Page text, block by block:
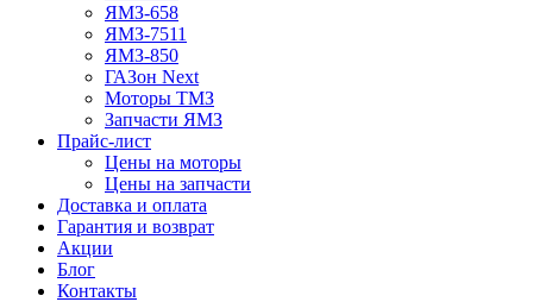
ЯМЗ-658
ЯМЗ-7511
ЯМЗ-850
ГАЗон Next
Моторы ТМЗ
Запчасти ЯМЗ
Прайс-лист
Цены на моторы
Цены на запчасти
Доставка и оплата
Гарантия и возврат
Акции
Блог
Контакты